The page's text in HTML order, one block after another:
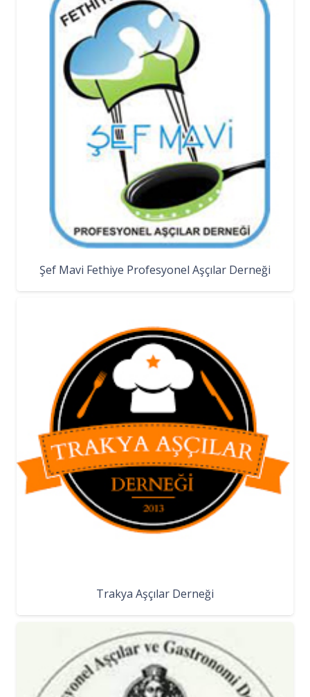
Şef Mavi Fethiye Profesyonel Aşçılar Derneği
Trakya Aşçılar Derneği